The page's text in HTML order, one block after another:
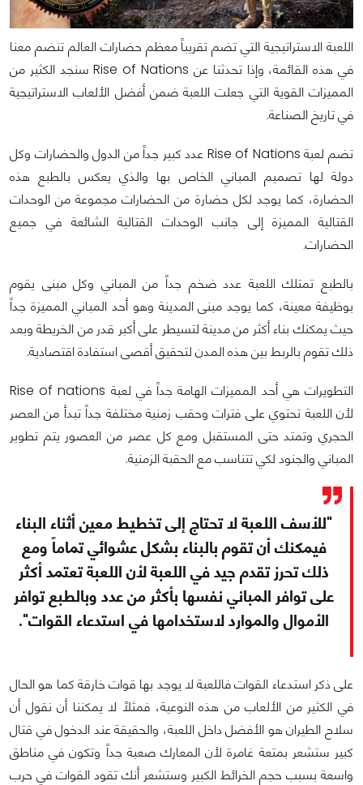
اللعبة الاستراتيجية التي تضم تقريباً معظم حضارات العالم تنضم معنا
في هذه القائمة، وإذا تحدثنا عن Rise of Nations سنجد الكثير من
المميزات القوية التي جعلت اللعبة ضمن أفضل الألعاب الاستراتيجية
في تاريخ الصناعة.
تضم لعبة Rise of Nations عدد كبير جداً من الدول والحضارات وكل
دولة لها تصميم المباني الخاص بها والذي يعكس بالطبع هذه
الحضارة، كما يوجد لكل حضارة من الحضارات مجموعة من الوحدات
القتالية المميزة إلى جانب الوحدات القتالية الشائعة في جميع
الحضارات.
بالطبع تمتلك اللعبة عدد ضخم جداً من المباني وكل مبنى يقوم
بوظيفة معينة، كما يوجد مبنى المدينة وهو أحد المباني المميزة جداً
حيث يمكنك بناء أكثر من مدينة لتسيطر على أكبر قدر من الخريطة وبعد
ذلك تقوم بالربط بين هذه المدن لتحقيق أقصى استفادة اقتصادية.
التطويرات هي أحد المميزات الهامة جداً في لعبة Rise of nations
لأن اللعبة تحتوي على فترات وحقب زمنية مختلفة جداً تبدأ من العصر
الحجري وتمتد حتى المستقبل ومع كل عصر من العصور يتم تطوير
المباني والجنود لكي تتناسب مع الحقبة الزمنية.
"للأسف اللعبة لا تحتاج إلى تخطيط معين أثناء البناء
فيمكنك أن تقوم بالبناء بشكل عشوائي تماماً ومع
ذلك تحرز تقدم جيد في اللعبة لأن اللعبة تعتمد أكثر
على توافر المباني نفسها بأكثر من عدد وبالطبع توافر
الأموال والموارد لاستخدامها في استدعاء القوات".
على ذكر استدعاء القوات فاللعبة لا يوجد بها قوات خارقة كما هو الحال
في الكثير من الألعاب من هذه النوعية، فمثلاً لا يمكننا أن نقول أن
سلاح الطيران هو الأفضل داخل اللعبة، والحقيقة عند الدخول في قتال
كبير ستشعر بمتعة غامرة لأن المعارك صعبة جداً وتكون في مناطق
واسعة بسبب حجم الخرائط الكبير وستشعر أنك تقود القوات في حرب